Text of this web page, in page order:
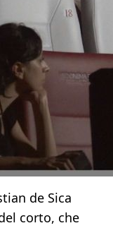
de Sica
corto, che